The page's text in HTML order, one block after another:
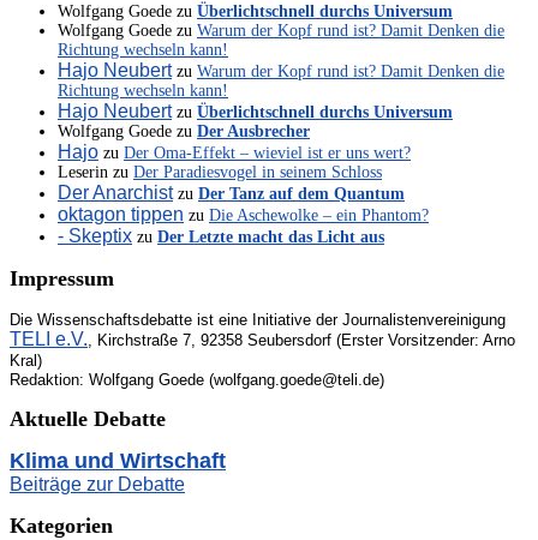
Wolfgang Goede zu Überlichtschnell durchs Universum
Wolfgang Goede zu Warum der Kopf rund ist? Damit Denken die
Richtung wechseln kann!
Hajo Neubertzu Warum der Kopf rund ist? Damit Denken die
Richtung wechseln kann!
Hajo Neubertzu Überlichtschnell durchs Universum
Wolfgang Goede zu Der Ausbrecher
Hajo zu Der Oma-Effekt – wieviel ist er uns wert?
Leserin zu Der Paradiesvogel in seinem Schloss
Der Anarchistzu Der Tanz auf dem Quantum
oktagon tippen zu Die Aschewolke – ein Phantom?
- Skeptix zu Der Letzte macht das Licht aus
Impressum
Die Wissenschaftsdebatte ist eine Initiative der Journalistenvereinigung
TELI e.V. , Kirchstraße 7, 92358 Seubersdorf (Erster Vorsitzender: Arno
Kral)
Redaktion: Wolfgang Goede (wolfgang.goede@teli.de)
Aktuelle Debatte
Klima und Wirtschaft
Beiträge zur Debatte
Kategorien